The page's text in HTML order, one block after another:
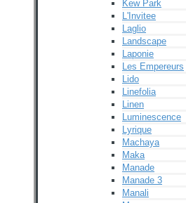
Kew Park
L'Invitee
Laglio
Landscape
Laponie
Les Empereurs
Lido
Linefolia
Linen
Luminescence
Lyrique
Machaya
Maka
Manade
Manade 3
Manali